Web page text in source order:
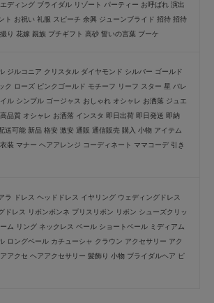
ディング ブライダル リゾート パーティー お呼ばれ 演出
ト お祝い 礼服 スピーチ 余興 ジューンブライド 招待 招待
り 花嫁 親族 プチギフト 高砂 誓いの言葉 ブーケ
ジルコニア クリスタル ダイヤモンド シルバー ゴールド
ク ローズ ピンクゴールド モチーフ リーフ スター 星 バレ
ル シンプル ゴージャス おしゃれ オシャレ お洒落 ジュエ
品質 オシャレ お洒落 インスタ 即日出荷 即日発送 即納
送可能 新品 格安 激安 通販 通信販売 購入 小物 アイテム
装 マナー ヘアアレンジ コーディネート ママコーデ 引き
ラ ドレス ヘッドドレス イヤリング ウェディングドレス
ドレス リボンボンネ プリスリボン リボン シューズクリッ
ム リング ネックレス ベール ショートベール ミディアム
ロングベール カチューシャ クラウン アクセサリー アク
アクセ ヘアアクセサリー 髪飾り 小物 ブライダルヘア ピ